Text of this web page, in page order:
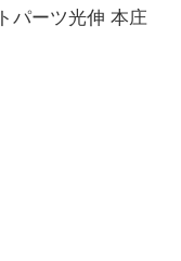
パーツ光伸 本庄